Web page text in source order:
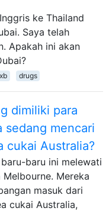
ke Thailand
Saya telah
Apakah ini akan
drugs
dimiliki para
sedang mencari
cukai Australia?
baru ini melewati
Mereka
masuk dari
cukai Australia,